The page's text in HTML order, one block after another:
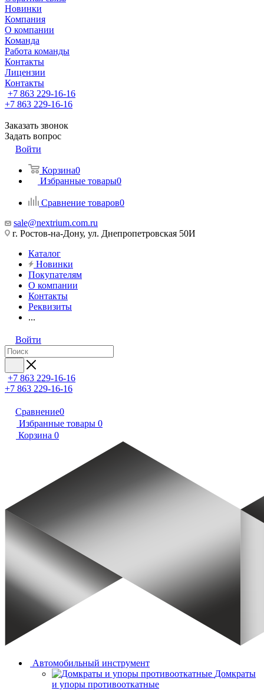
Новинки
Компания
О компании
Команда
Работа команды
Контакты
Лицензии
Контакты
+7 863 229-16-16
+7 863 229-16-16
Заказать звонок
Задать вопрос
Войти
Корзина0
Избранные товары0
Сравнение товаров0
sale@nextrium.com.ru
г. Ростов-на-Дону, ул. Днепропетровская 50И
Каталог
Новинки
Покупателям
О компании
Контакты
Реквизиты
...
Войти
+7 863 229-16-16
+7 863 229-16-16
Сравнение0
Избранные товары 0
Корзина 0
Автомобильный инструмент
Домкраты
и упоры противооткатные